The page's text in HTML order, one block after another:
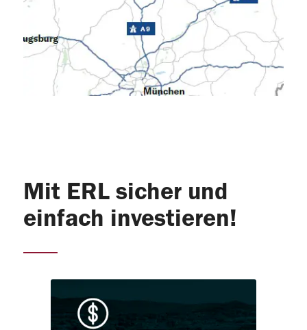
Mit ERL sicher und
einfach investieren!